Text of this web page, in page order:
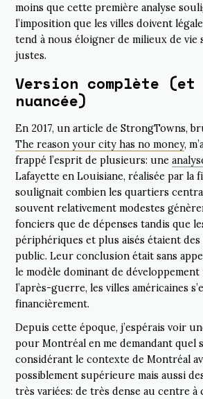
moins que cette première analyse
l’imposition que les villes doivent
tend à nous éloigner de milieux de vie
justes.
Version complète (et
nuancée)
En 2017, un article de StrongTowns,
The reason your city has no money,
frappé l’esprit de plusieurs: une
Lafayette en Louisiane, réalisée par la
soulignait combien les quartiers
souvent relativement modestes
fonciers que de dépenses tandis que
périphériques et plus aisés étaient
public. Leur conclusion était sans
le modèle dominant de
l’après-guerre, les villes américaines
financièrement.
Depuis cette époque, j’espérais voir
pour Montréal en me demandant quel
considérant le contexte de Montréal
possiblement supérieure mais aussi
très variées: de très dense au centre à